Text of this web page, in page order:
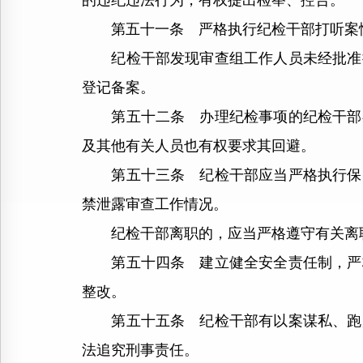
第五十一条 严格执行纪检干部打听案
纪检干部发现审查组工作人员未经批准
登记备案。
第五十二条 办理纪检事项的纪检干部
及其他有关人员也有权要求其回避。
第五十三条 纪检干部应当严格执行保
禁泄露审查工作情况。
纪检干部离职的，应当严格遵守有关离
第五十四条 建立健全安全责任制，严
整改。
第五十五条 纪检干部有以案谋私、跑
法追究刑事责任。